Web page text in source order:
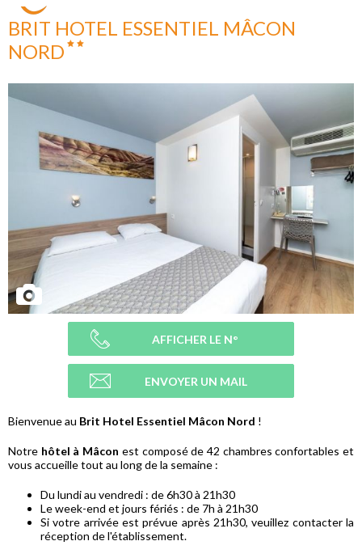
BRIT HOTEL ESSENTIEL MÂCON
NORD
AFFICHER LE N°
ENVOYER UN MAIL
Bienvenue au Brit Hotel Essentiel Mâcon Nord !
Notre hôtel à Mâcon est composé de 42 chambres confortables et
vous accueille tout au long de la semaine :
Du lundi au vendredi : de 6h30 à 21h30
Le week-end et jours fériés : de 7h à 21h30
Si votre arrivée est prévue après 21h30, veuillez contacter la
réception de l'établissement.